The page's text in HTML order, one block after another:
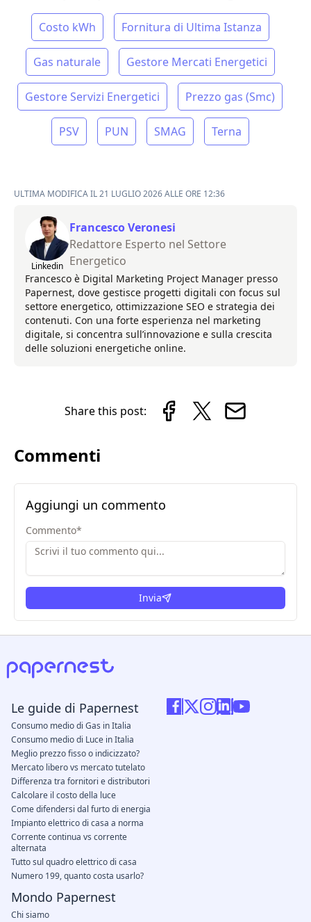
Costo kWh Fornitura di Ultima Istanza
Gas naturale Gestore Mercati Energetici
Gestore Servizi Energetici Prezzo gas (Smc)
PSV PUN SMAG Terna
ULTIMA MODIFICA IL 21 LUGLIO 2026 ALLE ORE 12:36
Linkedin
Francesco Veronesi
Redattore Esperto nel Settore
Energetico
Francesco è Digital Marketing Project Manager presso
Papernest, dove gestisce progetti digitali con focus sul
settore energetico, ottimizzazione SEO e strategia dei
contenuti. Con una forte esperienza nel marketing
digitale, si concentra sull’innovazione e sulla crescita
delle soluzioni energetiche online.
Share this post:
Commenti
Aggiungi un commento
Commento*
Invia
Le guide di Papernest
Consumo medio di Gas in Italia
Consumo medio di Luce in Italia
Meglio prezzo fisso o indicizzato?
Mercato libero vs mercato tutelato
Differenza tra fornitori e distributori
Calcolare il costo della luce
Come difendersi dal furto di energia
Impianto elettrico di casa a norma
Corrente continua vs corrente
alternata
Tutto sul quadro elettrico di casa
Numero 199, quanto costa usarlo?
Mondo Papernest
Chi siamo